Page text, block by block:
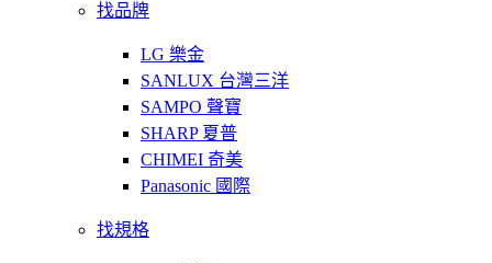
找品牌
LG 樂金
SANLUX 台灣三洋
SAMPO 聲寶
SHARP 夏普
CHIMEI 奇美
Panasonic 國際
找規格